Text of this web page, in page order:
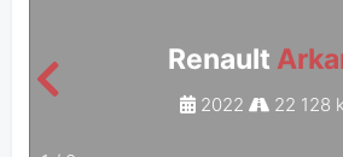
Renault
2022 22 128